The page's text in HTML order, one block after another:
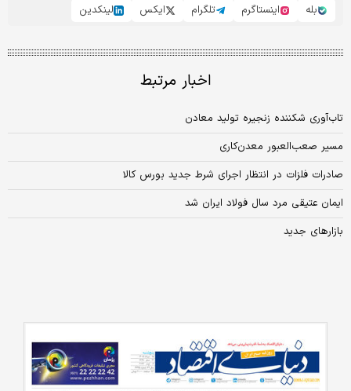
بله
اینستاگرم تلگرام ایکس لینکدین
اخبار مرتبط
تاب‌آوری شکننده زنجیره تولید معادن
مسیر صعب‌العبور معدن‌کاری
صادرات فلزات در انتظار اجرای شرط جدید بورس کالا
ایمان عتیقی مرد سال فولاد ایران شد
بازارهای جدید